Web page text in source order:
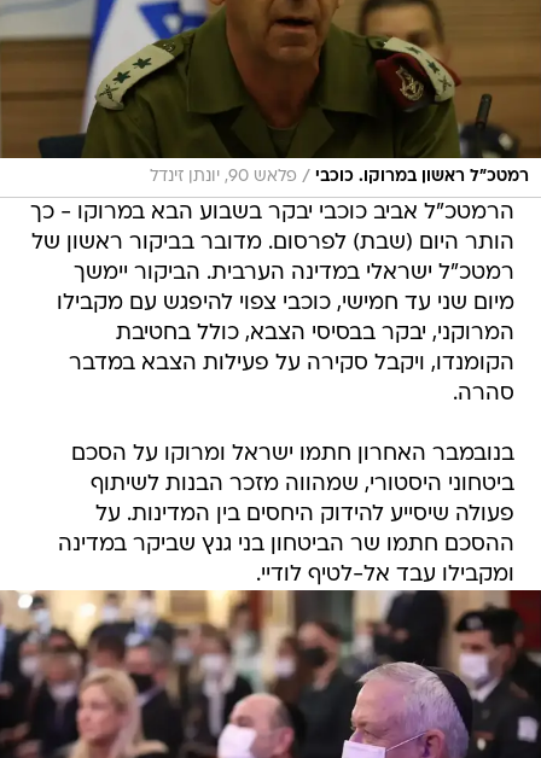
רמטכ"ל ראשון במרוקו. כוכבי / פלאש 90, יונתן זינדל
הרמטכ"ל אביב כוכבי יבקר בשבוע הבא במרוקו - כך
הותר היום (שבת) לפרסום. מדובר בביקור ראשון של
רמטכ"ל ישראלי במדינה הערבית. הביקור יימשך
מיום שני עד חמישי, כוכבי צפוי להיפגש עם מקבילו
המרוקני, יבקר בבסיסי הצבא, כולל בחטיבת
הקומנדו, ויקבל סקירה על פעילות הצבא במדבר
סהרה.
בנובמבר האחרון חתמו ישראל ומרוקו על הסכם
ביטחוני היסטורי, שמהווה מזכר הבנות לשיתוף
פעולה שיסייע להידוק היחסים בין המדינות. על
ההסכם חתמו שר הביטחון בני גנץ שביקר במדינה
ומקבילו עבד אל-לטיף לודיי.